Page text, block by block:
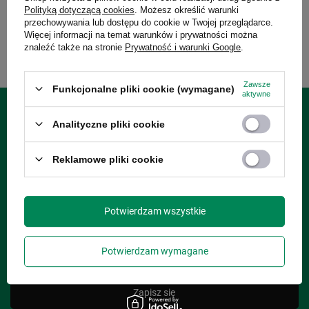
Znajdź zamówienie
Mam zarejestrowane konto i chcę przejść do listy swoich zamówień
Zgarnij 20zł na następne zakupy
Zapisz się do newslettera i zgarnij rabat na kolejne zakupy!
Podaj swój adres e-mail
Wyrażam zgodę na przetwarzanie moich danych osobowych
handlową (marketing). Więcej wpolityce prywatności.
Zapisz się
Polityką dotyczącą cookies . Możesz określić warunki
przechowywania lub dostępu do cookie w Twojej przeglądarce.
Więcej informacji na temat warunków i prywatności można
znaleźć także na stronie Prywatność i warunki Google
Funkcjonalne pliki cookie (wymagane)
Zawsze
aktywne
Analityczne pliki cookie
Reklamowe pliki cookie
Potwierdzam wymagane
Potwierdzam wszystkie